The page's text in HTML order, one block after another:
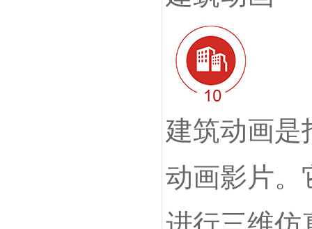
建筑动画是
动画影片。